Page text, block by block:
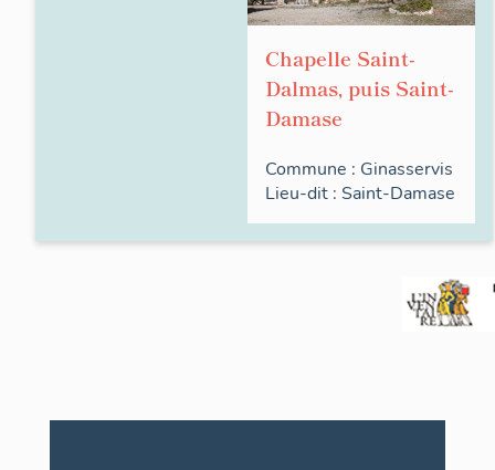
Chapelle Saint-
Dalmas, puis Saint-
Damase
Commune : Ginasservis
Lieu-dit : Saint-Damase